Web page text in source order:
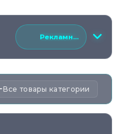
Рекламные вывески
Все товары категории